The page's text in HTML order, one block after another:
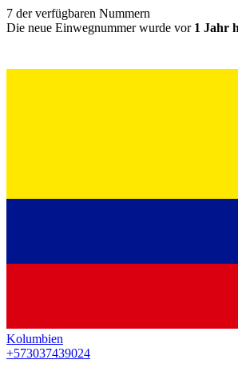
7 der verfügbaren Nummern
Die neue Einwegnummer wurde vor 1 Jahr
Kolumbien
+573037439024